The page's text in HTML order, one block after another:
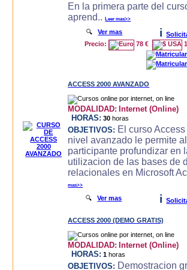
En la primera parte del
aprend..Leer mas>>
🔍Ver mas i
Precio:
78 €
ACCESS 2000 AVANZADO
MODALIDAD: Internet (Online)
HORAS: 30 horas
OBJETIVOS: El curso
nivel avanzado le permite al
participante profundizar en
utilizacion de las bases de
relacionales en Microsoft
mas>>
🔍Ver mas i
ACCESS 2000 (DEMO GRATIS)
MODALIDAD: Internet (Online)
HORAS: 1 horas
OBJETIVOS: Demostracion